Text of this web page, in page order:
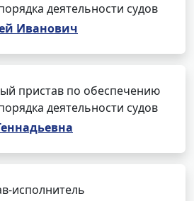
деятельности судов
Иванович
пристав по обеспечению
деятельности судов
исполнитель